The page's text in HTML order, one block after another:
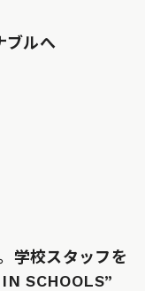
ブルへ
学校スタッフを
SCHOOLS”